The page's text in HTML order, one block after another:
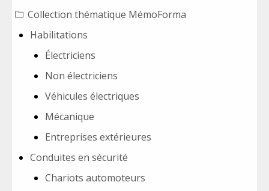
Collection thématique MémoForma
Habilitations
Électriciens
Non électriciens
Véhicules électriques
Mécanique
Entreprises extérieures
Conduites en sécurité
Chariots automoteurs